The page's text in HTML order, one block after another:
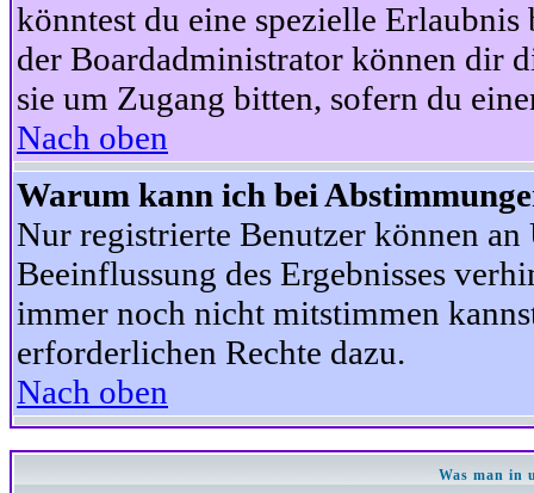
könntest du eine spezielle
der Boardadministrator können dir
sie um Zugang bitten, sofern du
Nach oben
Warum kann ich bei
Nur registrierte Benutzer können
Beeinflussung des Ergebnisses
immer noch nicht mitstimmen
erforderlichen Rechte dazu.
Nach oben
Was man in